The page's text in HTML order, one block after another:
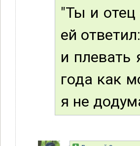
"Ты и отец
ей
и плевать
года как
я не